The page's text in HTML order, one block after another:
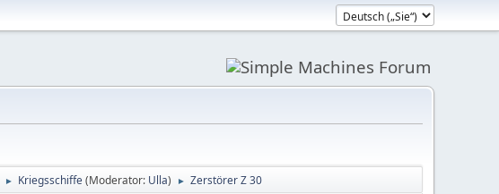
► Kriegsschiffe(Moderator: Ulla) ► Zerstörer Z 30